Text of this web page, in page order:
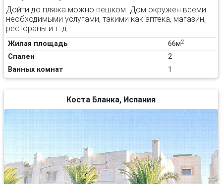
Дойти до пляжа можно пешком. Дом окружен всеми
необходимыми услугами, такими как аптека, магазин,
рестораны и т. д
Жилая площадь 66м2
Спален
2
Ванных комнат
1
Коста Бланка, Испания